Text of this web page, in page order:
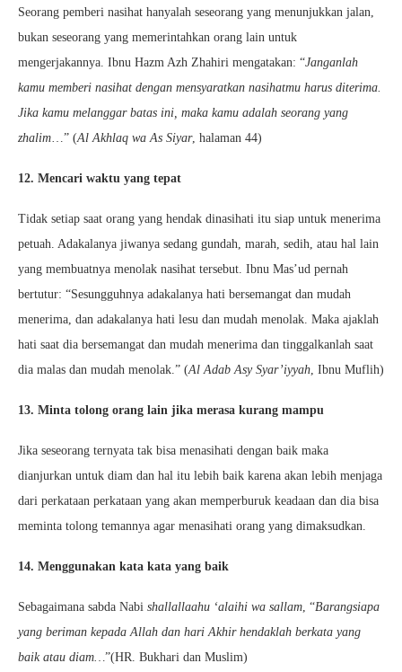
Seorang pemberi nasihat hanyalah seseorang yang menunjukkan jalan,
bukan seseorang yang memerintahkan orang lain untuk
mengerjakannya. Ibnu Hazm Azh Zhahiri mengatakan: “Janganlah
kamu memberi nasihat dengan mensyaratkan nasihatmu harus diterima.
Jika kamu melanggar batas ini, maka kamu adalah seorang yang
zhalim…” (Al Akhlaq wa As Siyar, halaman 44)
12. Mencari waktu yang tepat
Tidak setiap saat orang yang hendak dinasihati itu siap untuk menerima
petuah. Adakalanya jiwanya sedang gundah, marah, sedih, atau hal lain
yang membuatnya menolak nasihat tersebut. Ibnu Mas’ud pernah
bertutur: “Sesungguhnya adakalanya hati bersemangat dan mudah
menerima, dan adakalanya hati lesu dan mudah menolak. Maka ajaklah
hati saat dia bersemangat dan mudah menerima dan tinggalkanlah saat
dia malas dan mudah menolak.” (Al Adab Asy Syar’iyyah, Ibnu Muflih)
13. Minta tolong orang lain jika merasa kurang mampu
Jika seseorang ternyata tak bisa menasihati dengan baik maka
dianjurkan untuk diam dan hal itu lebih baik karena akan lebih menjaga
dari perkataan perkataan yang akan memperburuk keadaan dan dia bisa
meminta tolong temannya agar menasihati orang yang dimaksudkan.
14. Menggunakan kata kata yang baik
Sebagaimana sabda Nabi shallallaahu ‘alaihi wa sallam, “Barangsiapa
yang beriman kepada Allah dan hari Akhir hendaklah berkata yang
baik atau diam…”(HR. Bukhari dan Muslim)